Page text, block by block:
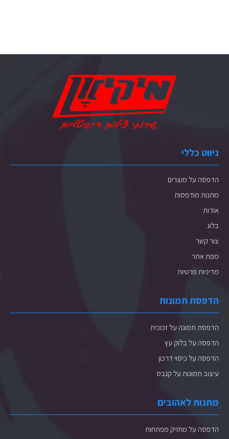
ניווט כללי
הדפסה על מוצרים
מתנות מודפסות
אודות
בלוג
צור קשר
מפת אתר
מדיניות פרטיות
הדפסת תמונות
הדפסת תמונה על זכוכית
הדפסה על בלוק עץ
הדפסה על כיסוי דרכון
עיצוב תמונות על קנבס
מתנות לאהובים
הדפסה על מחזיק מפתחות